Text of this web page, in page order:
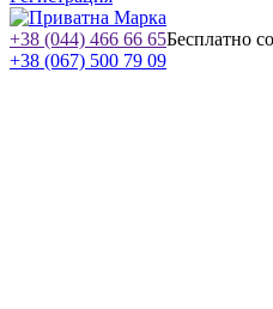
+38 (044) 466 66 65Бесплатно
+38 (067) 500 79 09